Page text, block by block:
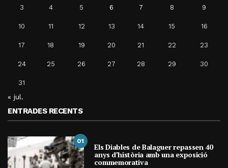
3 4 5 6 7 8 9
10 11 12 13 14 15 16
17 18 19 20 21 22 23
24 25 26 27 28 29 30
31
« jul.
ENTRADES RECENTS
01
Els Diables de Balaguer repassen 40
anys d’història amb una exposició
commemorativa